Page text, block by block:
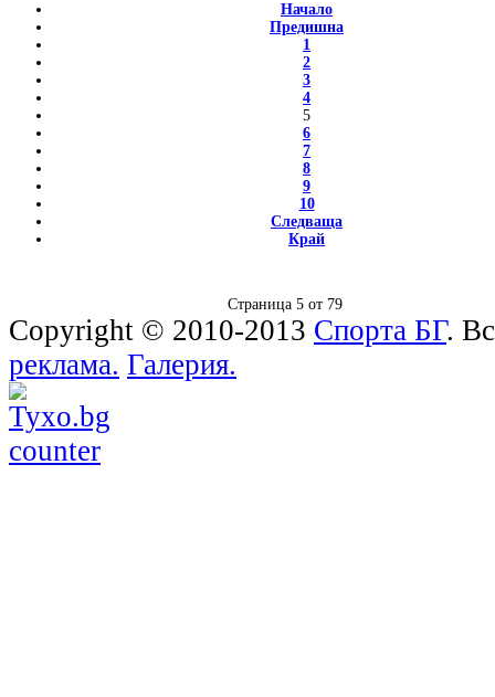
Начало
Предишна
1
2
3
4
5
6
7
8
9
10
Следваща
Край
Страница 5 от 79
Copyright © 2010-2013 Спорта БГ.
реклама. Галерия.